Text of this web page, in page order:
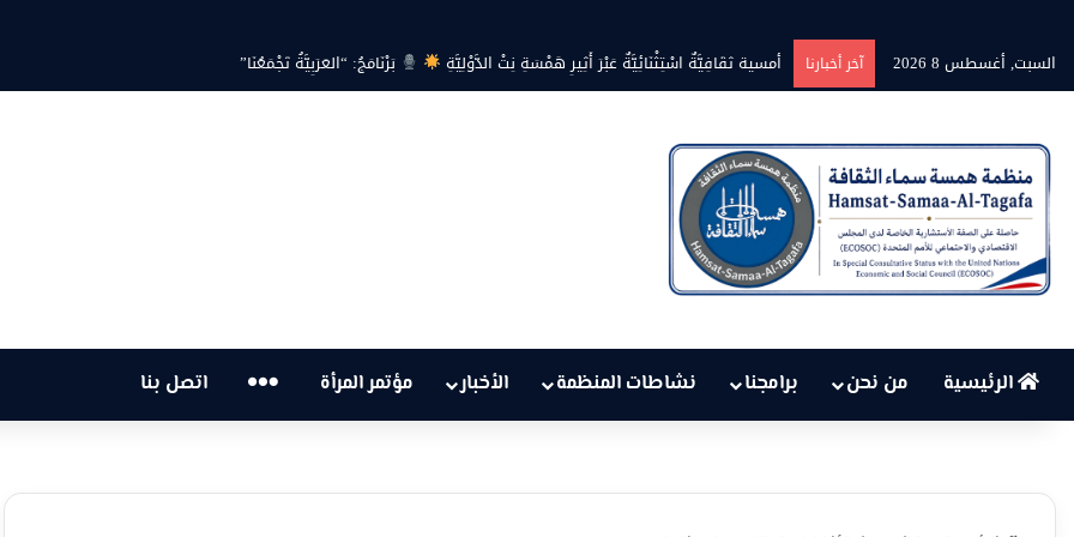
السبت, أغسطس 8 2026
آخر أخبارنا بين حرارة السماء وعجز البنية التحتية… هل أصبحت أزمة الكهرباء في تونس تهدد الحق في الحياة؟
الرئيسية من نحن برامجنا نشاطات المنظمة الأخبار مؤتمر المرأة … اتصل بنا